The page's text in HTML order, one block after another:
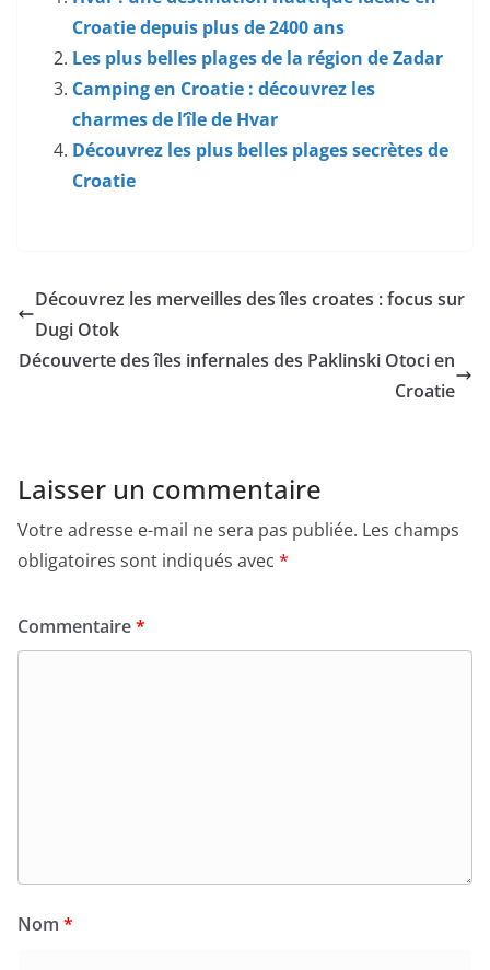
Croatie depuis plus de 2400 ans
Les plus belles plages de la région de Zadar
Camping en Croatie : découvrez les
charmes de l’île de Hvar
Découvrez les plus belles plages secrètes de
Croatie
Découvrez les merveilles des îles croates : focus sur
Dugi Otok
Découverte des îles infernales des Paklinski Otoci en
Croatie
Laisser un commentaire
Votre adresse e-mail ne sera pas publiée. Les champs
obligatoires sont indiqués avec *
Commentaire*
Nom *